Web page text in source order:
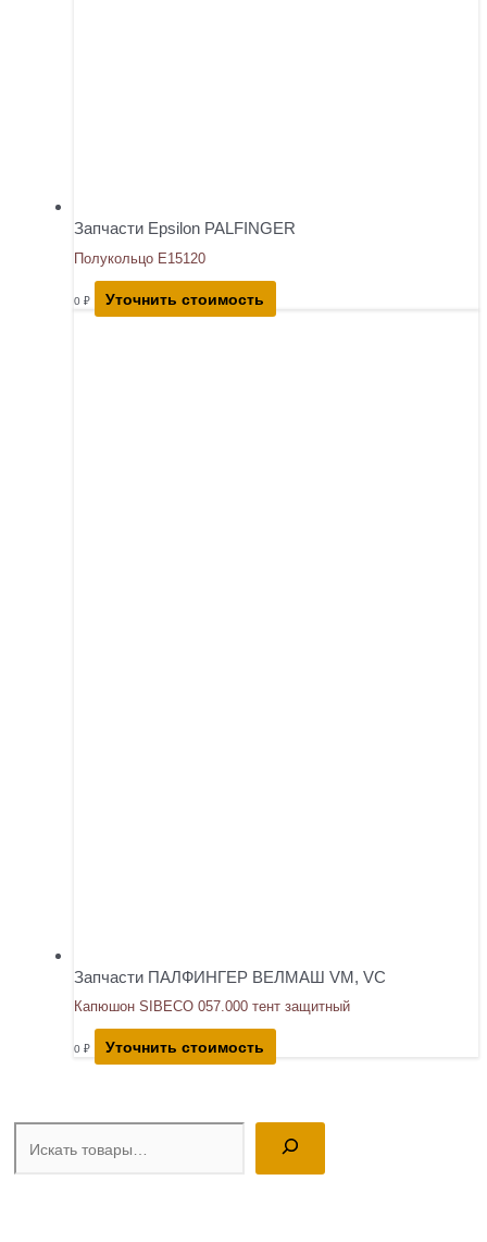
Поиск
Запчасти Epsilon PALFINGER
Полукольцо E15120
0 ₽ Уточнить стоимость
Запчасти ПАЛФИНГЕР ВЕЛМАШ VM, VC
Капюшон SIBECO 057.000 тент защитный
0 ₽ Уточнить стоимость